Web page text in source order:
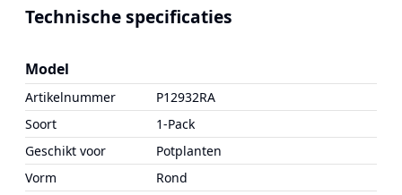
Technische specificaties
Model
Artikelnummer
P12932RA
Soort
1-Pack
Geschikt voor
Potplanten
Vorm
Rond